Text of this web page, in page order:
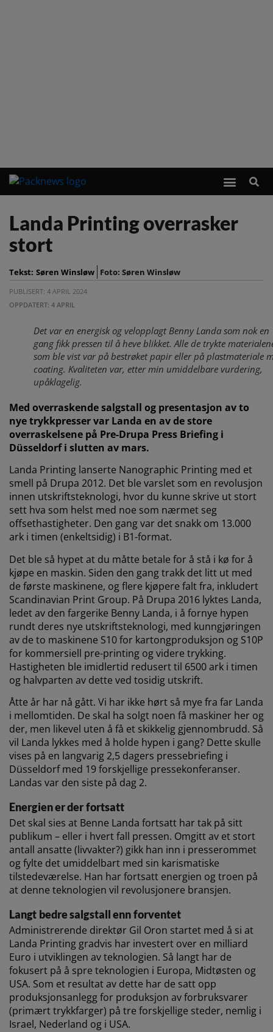
Landa Printing overrasker
stort
Tekst: Søren Winsløw Foto: Søren Winsløw
PUBLISERT: 4 APRIL 2024
OPPDATERT: 4 APRIL
Det var en energisk og velopplagt Benny Landa som nok en
gang fikk pressen til å heve blikket. Alle de trykte
som ble vist var på bestrøket papir eller på plastmateriale
coating. Kvaliteten var, etter min umiddelbare vurdering,
upåklagelig.
Med overraskende salgstall og presentasjon av to
nye trykkpresser var Landa en av de store
overraskelsene på Pre-Drupa Press Briefing i
Düsseldorf i slutten av mars.
Landa Printing lanserte Nanographic Printing med et
smell på Drupa 2012. Det ble varslet som en revolusjon
innen utskriftsteknologi, hvor du kunne skrive ut stort
sett hva som helst med noe som nærmet seg
offsethastigheter. Den gang var det snakk om 13.000
ark i timen (enkeltsidig) i B1-format.
Det ble så hypet at du måtte betale for å stå i kø for å
kjøpe en maskin. Siden den gang trakk det litt ut med
de første maskinene, og flere kjøpere falt fra, inkludert
Scandinavian Print Group. På Drupa 2016 lyktes Landa,
ledet av den fargerike Benny Landa, i å fornye hypen
rundt deres nye utskriftsteknologi, med kunngjøringen
av de to maskinene S10 for kartongproduksjon og S10P
for kommersiell pre-printing og videre trykking.
Hastigheten ble imidlertid redusert til 6500 ark i timen
og halvparten av dette ved tosidig utskrift.
Åtte år har nå gått. Vi har ikke hørt så mye fra far Landa
i mellomtiden. De skal ha solgt noen få maskiner her og
der, men likevel uten å få et skikkelig gjennombrudd. Så
vil Landa lykkes med å holde hypen i gang? Dette skulle
vises på en langvarig 2,5 dagers pressebriefing i
Düsseldorf med 19 forskjellige pressekonferanser.
Landas var den siste på dag 2.
Energien er der fortsatt
Det skal sies at Benne Landa fortsatt har tak på sitt
publikum – eller i hvert fall pressen. Omgitt av et stort
antall ansatte (livvakter?) gikk han inn i presserommet
og fylte det umiddelbart med sin karismatiske
tilstedeværelse. Han har fortsatt energien og troen på
at denne teknologien vil revolusjonere bransjen.
Langt bedre salgstall enn forventet
Administrerende direktør Gil Oron startet med å si at
Landa Printing gradvis har investert over en milliard
Euro i utviklingen av teknologien. Så langt har de
fokusert på å spre teknologien i Europa, Midtøsten og
USA. Som et resultat av dette har de satt opp
produksjonsanlegg for produksjon av forbruksvarer
(primært trykkfarger) på tre forskjellige steder, nemlig i
Israel, Nederland og i USA.